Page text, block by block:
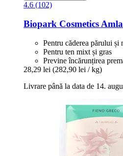
4.6 (102)
Biopark Cosmetics
Pentru căderea părului și
Pentru ten mixt și gras
Previne încărunțirea
28,29 lei (282,90 lei / kg)
Livrare până la data de 14.